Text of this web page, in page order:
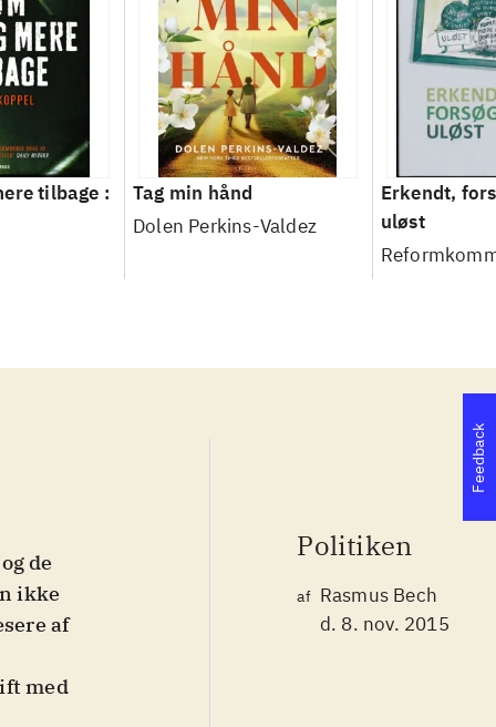
tilbage :
Tag min hånd
Dolen Perkins-Valdez
Erkendt,
uløst
de
ikke
af
med
Politiken
af Rasmus Bech
d. 8. nov. 2015
Feedback